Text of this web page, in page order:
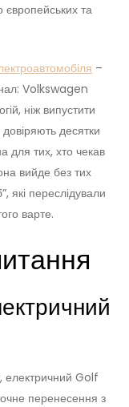
європейських та
–
Volkswagen
ніж випустити
десятки
для тих, хто чекав
вийде без тих
які переслідували
варте.
Golf
перенесення з